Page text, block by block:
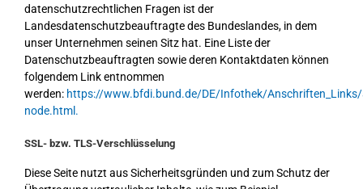
datenschutzrechtlichen Fragen ist der
Landesdatenschutzbeauftragte des Bundeslandes, in dem
unser Unternehmen seinen Sitz hat. Eine Liste der
Datenschutzbeauftragten sowie deren Kontaktdaten können
folgendem Link entnommen
werden: https://www.bfdi.bund.de/DE/Infothek/
node.html.
SSL- bzw. TLS-Verschlüsselung
Diese Seite nutzt aus Sicherheitsgründen und zum Schutz der